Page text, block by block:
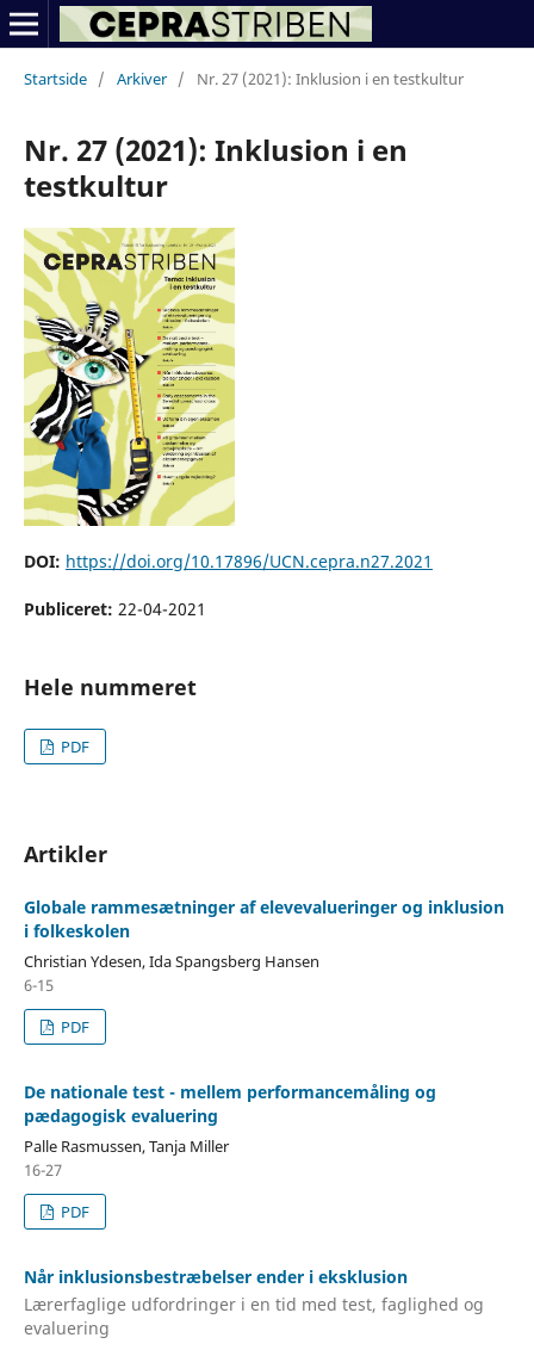
Startside / Arkiver / Nr. 27 (2021): Inklusion i en testkultur
Nr. 27 (2021): Inklusion i en
testkultur
DOI: https://doi.org/10.17896/UCN.cepra.n27.2021
Publiceret: 22-04-2021
Hele nummeret
PDF
Artikler
Globale rammesætninger af elevevalueringer og inklusion
i folkeskolen
Christian Ydesen, Ida Spangsberg Hansen
6-15
PDF
De nationale test - mellem performancemåling og
pædagogisk evaluering
Palle Rasmussen, Tanja Miller
16-27
PDF
Når inklusionsbestræbelser ender i eksklusion
Lærerfaglige udfordringer i en tid med test, faglighed og
evaluering